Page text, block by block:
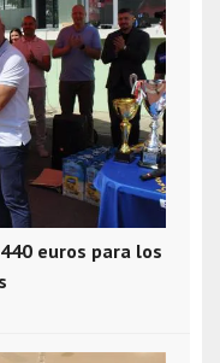
euros para los